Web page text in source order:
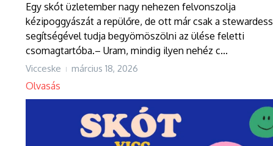
Egy skót üzletember nagy nehezen felvonszolja
kézipoggyászát a repülőre, de ott már csak a stewardess
segítségével tudja begyömöszölni az ülése feletti
csomagtartóba.– Uram, mindig ilyen nehéz c...
Vicceske március 18, 2026
Olvasás